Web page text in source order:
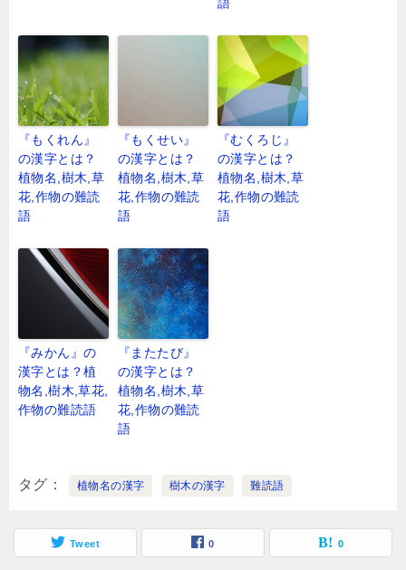
『もくれん』
の漢字とは？
植物名,樹木,草
花,作物の難読
語
『もくせい』
の漢字とは？
植物名,樹木,草
花,作物の難読
語
『むくろじ』
の漢字とは？
植物名,樹木,草
花,作物の難読
語
『みかん』の
漢字とは？植
物名,樹木,草花,
作物の難読語
『またたび』
の漢字とは？
植物名,樹木,草
花,作物の難読
語
タグ 植物名の漢字 樹木の漢字 難読語
Tweet 0 0